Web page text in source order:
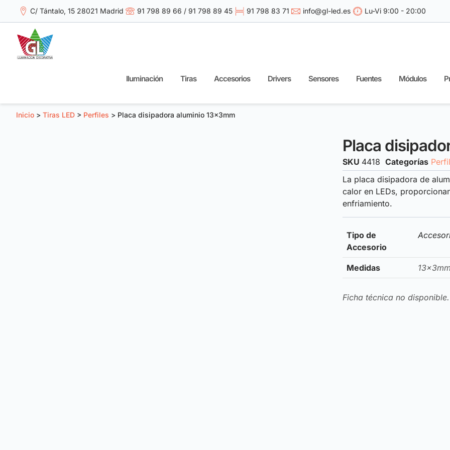
C/ Tántalo, 15 28021 Madrid 91 798 89 66 / 91 798 89 45 91 798 83 71 info@gl-led.es Lu-Vi 9:00 - 20:00
Iluminación Tiras Accesorios Drivers Sensores Fuentes Módulos
Inicio > Tiras LED > Perfiles > Placa disipadora aluminio 13x3mm
Placa
SKU 4418 Categorías
La placa disipadora de
calor en LEDs,
enfriamiento.
Tipo de
Accesorio
Medidas
Ficha técnica no disponible.